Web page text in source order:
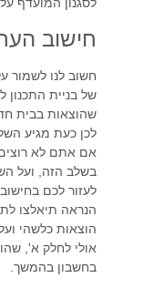
חישוב
חשוב לנו לשמור
של בניית התכנון
שהוצאות בבית
לכן כעת מגיע
אם אתם לא רוצים
בשלב הזה, ועל
לעזור לכם
הנראה תיאלצו
הוצאות כלשהי
אולי לחלק א',
בחשבון בהמשך.